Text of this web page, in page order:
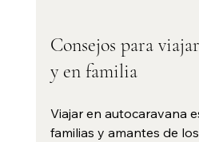
Consejos para
y en familia
Viajar en autocaravana
familias y amantes de